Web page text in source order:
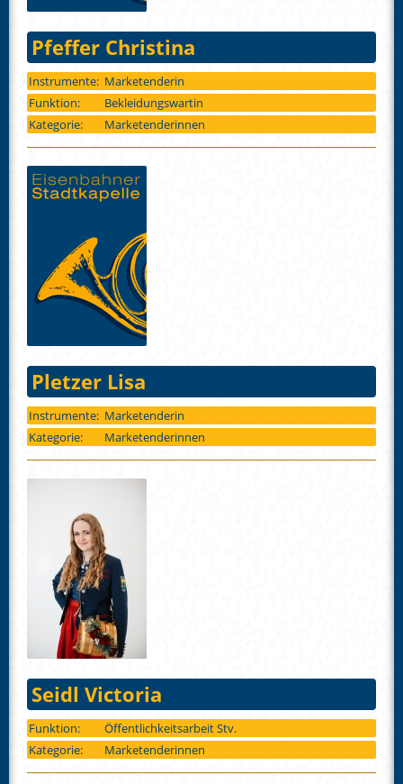
Pfeffer Christina
Instrumente: Marketenderin
Funktion:
Bekleidungswartin
Kategorie:
Marketenderinnen
Pletzer Lisa
Instrumente: Marketenderin
Kategorie:
Marketenderinnen
Seidl Victoria
Funktion:
Öffentlichkeitsarbeit Stv.
Kategorie:
Marketenderinnen